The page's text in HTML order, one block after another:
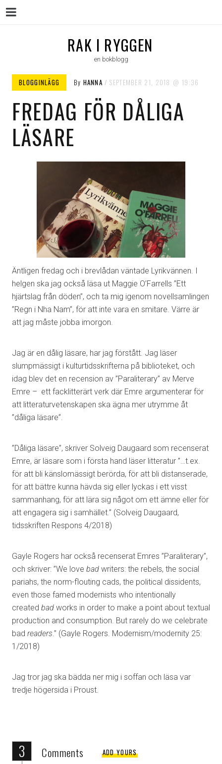
RAK I RYGGEN
en bokblogg
BLOGGINLÄGG By HANNA SEPTEMBER 21, 2018 19:36
FREDAG FÖR DÅLIGA
LÄSARE
Äntligen fredag och i brevlådan väntade Lyrikvännen. I
helgen ska jag också läsa ut Maggie O’Farrells ”Ett
hjärtslag från döden”, och ta mig igenom novellsamlingen
”Regn i Nha Nam”, för att inte vara en smitare. Värre är
att jag måste jobba imorgon.
Jag är en dålig läsare, har jag förstått. Jag läser
slumpmässigt i kulturtidsskrifterna på biblioteket, och
idag blev det en recension av ”Paraliterary” av Merve
Emre – ett facklitterärt verk där Emre argumenterar för
att litteraturvetenskapen ska ägna mer utrymme åt
”dåliga läsare”.
”Dåliga läsare”, skriver Solveig Daugaard som recenserat
Emre, är läsare som i första hand läser litteratur ”…t.ex.
för att bli känslomässigt berörda, för att bli distanserade,
för att bättre kunna hävda sig eller lyckas i ett visst
sammanhang, för att lära sig något om ett ämne eller för
att engagera sig i samhället.” (Solveig Daugaard,
tidsskriften Respons 4/2018)
Gayle Rogers har också recenserat Emres ”Paraliterary”,
och skriver: ”We love bad writers: the rebels, the social
pariahs, the norm-flouting cads, the political dissidents,
even those famed modernists who intentionally
created bad works in order to make a point about textual
production and consumption. But rarely do we celebrate
bad readers.” (Gayle Rogers. Modernism/modernity 25:
1/2018)
Jag tror jag ska bädda ner mig i soffan och läsa var
tredje högersida i Proust.
3 Comments ADD YOURS
Menu